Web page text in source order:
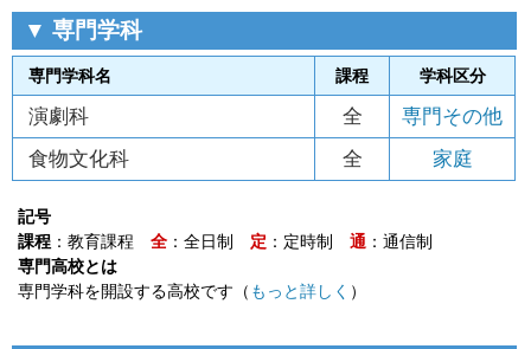
▼ 専門学科
専門学科名 課程 学科区分
演劇科 全
専門その他
食物文化科
全 家庭
記号
課程 ：教育課程 全 ：全日制 定 ：定時制 通 ：通信制
専門高校とは
専門学科を開設する高校です（ もっと詳しく ）